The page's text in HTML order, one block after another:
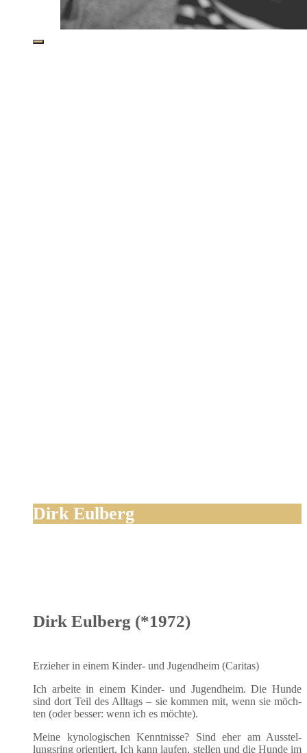
Dirk Eulberg
Dirk Eulberg (*1972)
Erzie­her in einem Kin­der- und Jugend­heim (Cari­tas)
Ich arbei­te in einem Kin­der- und Jugend­heim. Die Hun­de
sind dort Teil des All­tags – sie kom­men mit, wenn sie möch­
ten (oder bes­ser: wenn ich es möchte).
Mei­ne kyno­lo­gi­schen Kennt­nis­se? Sind eher am Aus­stel­
lungs­ring ori­en­tiert. Ich kann lau­fen, stel­len und die Hun­de im